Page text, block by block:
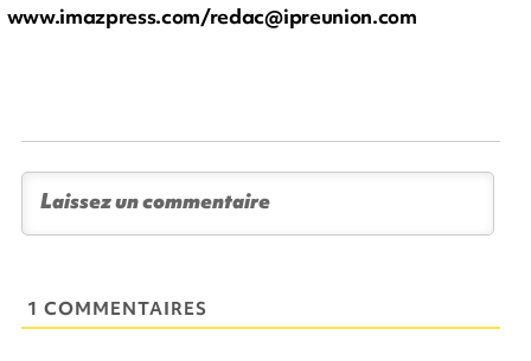
www.imazpress.com/redac@ipreunion.com
1 COMMENTAIRES